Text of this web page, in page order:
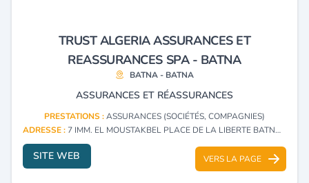
TRUST ALGERIA ASSURANCES ET
REASSURANCES SPA - BATNA
BATNA - BATNA
ASSURANCES ET RÉASSURANCES
PRESTATIONS :ASSURANCES (SOCIÉTÉS, COMPAGNIES)
ADRESSE : 7 IMM. EL MOUSTAKBEL PLACE DE LA LIBERTE BATNA - BATNA
SITE WEB VERS LA PAGE